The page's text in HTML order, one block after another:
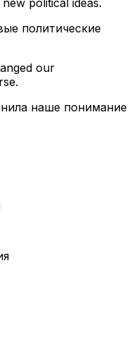
political ideas.
политические
our
наше понимание